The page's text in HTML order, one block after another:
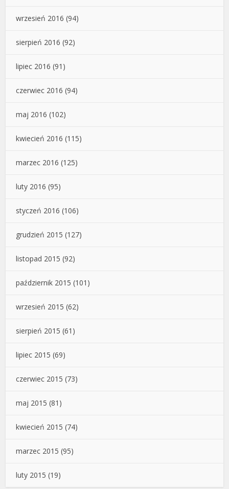
wrzesień 2016 (94)
sierpień 2016 (92)
lipiec 2016 (91)
czerwiec 2016 (94)
maj 2016 (102)
kwiecień 2016 (115)
marzec 2016 (125)
luty 2016 (95)
styczeń 2016 (106)
grudzień 2015 (127)
listopad 2015 (92)
październik 2015 (101)
wrzesień 2015 (62)
sierpień 2015 (61)
lipiec 2015 (69)
czerwiec 2015 (73)
maj 2015 (81)
kwiecień 2015 (74)
marzec 2015 (95)
luty 2015 (19)